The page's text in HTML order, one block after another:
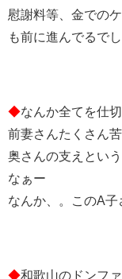
慰謝料等、金での
も前に進んでるで
◆なんか全てを仕
前妻さんたくさん
奥さんの支えとい
なぁー
なんか、。このA子
◆和歌山のドンフ